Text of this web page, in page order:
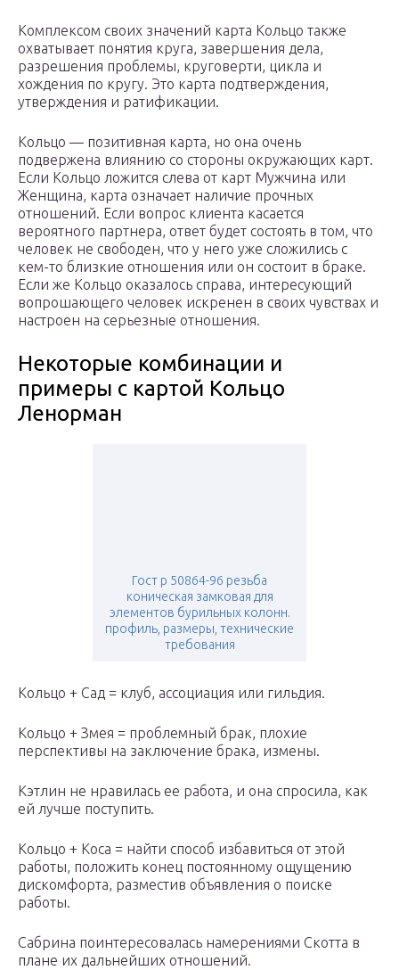
Комплексом своих значений карта Кольцо также
охватывает понятия круга, завершения дела,
разрешения проблемы, круговерти, цикла и
хождения по кругу. Это карта подтверждения,
утверждения и ратификации.
Кольцо — позитивная карта, но она очень
подвержена влиянию со стороны окружающих карт.
Если Кольцо ложится слева от карт Мужчина или
Женщина, карта означает наличие прочных
отношений. Если вопрос клиента касается
вероятного партнера, ответ будет состоять в том, что
человек не свободен, что у него уже сложились с
кем-то близкие отношения или он состоит в браке.
Если же Кольцо оказалось справа, интересующий
вопрошающего человек искренен в своих чувствах и
настроен на серьезные отношения.
Некоторые комбинации и
примеры с картой Кольцо
Ленорман
Гост р 50864-96 резьба
коническая замковая для
элементов бурильных колонн.
профиль, размеры, технические
требования
Кольцо + Сад = клуб, ассоциация или гильдия.
Кольцо + Змея = проблемный брак, плохие
перспективы на заключение брака, измены.
Кэтлин не нравилась ее работа, и она спросила, как
ей лучше поступить.
Кольцо + Коса = найти способ избавиться от этой
работы, положить конец постоянному ощущению
дискомфорта, разместив объявления о поиске
работы.
Сабрина поинтересовалась намерениями Скотта в
плане их дальнейших отношений.